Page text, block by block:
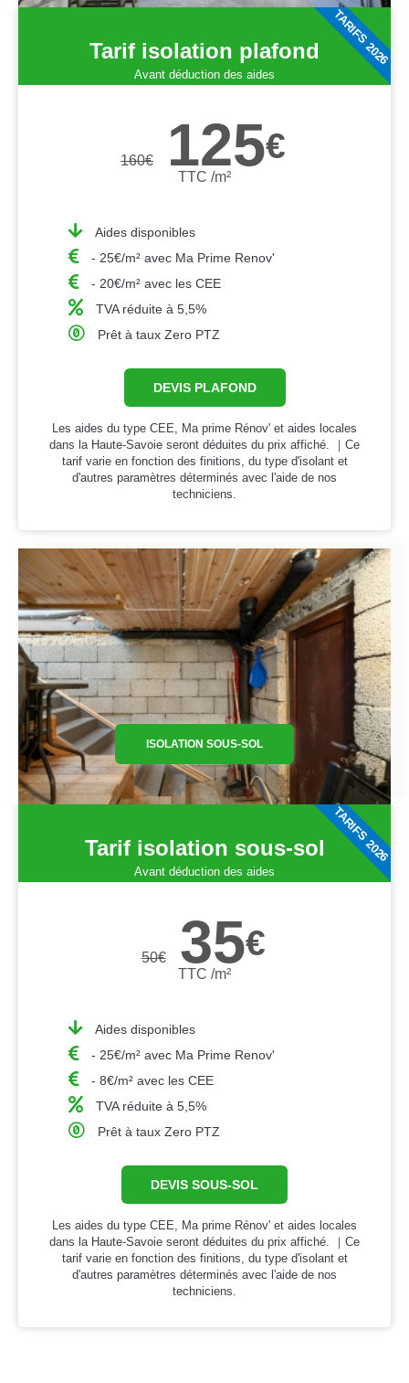
Tarif isolation plafond
Avant déduction des aides
160€ 125€
TTC /m²
Aides disponibles
- 25€/m² avec Ma Prime Renov'
- 20€/m² avec les CEE
TVA réduite à 5,5%
Prêt à taux Zero PTZ
DEVIS PLAFOND
Les aides du type CEE, Ma prime Rénov' et aides locales
dans la Haute-Savoie seront déduites du prix affiché. ｜Ce
tarif varie en fonction des finitions, du type d'isolant et
d'autres paramètres déterminés avec l'aide de nos
techniciens.
TARIFS 2026
ISOLATION SOUS-SOL
Tarif isolation sous-sol
Avant déduction des aides
50€ 35€
TTC /m²
Aides disponibles
- 25€/m² avec Ma Prime Renov'
- 8€/m² avec les CEE
TVA réduite à 5,5%
Prêt à taux Zero PTZ
DEVIS SOUS-SOL
Les aides du type CEE, Ma prime Rénov' et aides locales
dans la Haute-Savoie seront déduites du prix affiché. ｜Ce
tarif varie en fonction des finitions, du type d'isolant et
d'autres paramètres déterminés avec l'aide de nos
techniciens.
TARIFS 2026